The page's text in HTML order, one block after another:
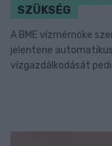
SZÜKSÉG
A BME vízmérnöke
jelentene
vízgazdálkodását